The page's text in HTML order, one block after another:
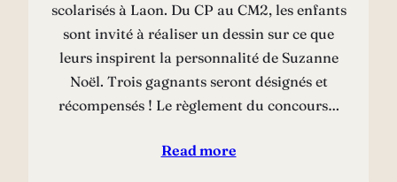
scolarisés à Laon. Du CP au CM2, les enfants
sont invité à réaliser un dessin sur ce que
leurs inspirent la personnalité de Suzanne
Noël. Trois gagnants seront désignés et
récompensés ! Le règlement du concours…
Read more